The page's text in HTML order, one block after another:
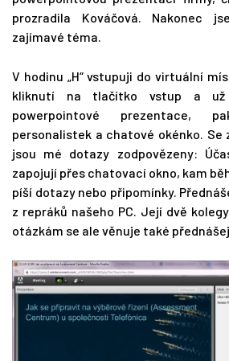
prozradila Kováčová. Nakonec
zajímavé téma.
V hodinu „H“ vstupuji do virtuální
kliknutí na tlačítko vstup a
powerpointové prezentace,
personalistek a chatové okénko. Se
jsou mé dotazy zodpovězeny:
zapojují přes chatovací okno, kam
píší dotazy nebo připomínky.
z repráků našeho PC. Její dvě
otázkám se ale věnuje také